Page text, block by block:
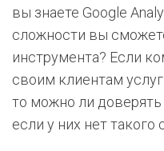
вы знаете Google
сложности вы
инструмента? Если
своим клиентам
то можно ли
если у них нет такого